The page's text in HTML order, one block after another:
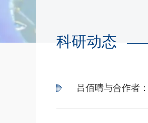
科研动态
吕佰晴与合作者